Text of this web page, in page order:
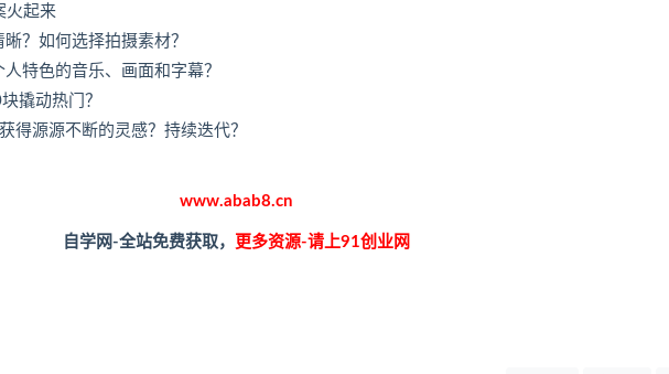
火起来
？如何选择拍摄素材？
特色的音乐、画面和字幕？
撬动热门？
得源源不断的灵感？持续迭代？
www.abab8.cn
自学网-全站免费获取， 更多资源-请上91创业网